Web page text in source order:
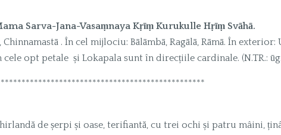
Sarva-Jana-Vasaṃnaya Kṛīṃ Kurukulle Hṛīṃ Svāhā.
. În cel mijlociu: Bālāmbā, Ragālā, Rāmā. În
opt petale și Lokapala sunt în direcțiile cardinale. (N.TR.:
de șerpi și oase, terifiantă, cu trei ochi și patru mâini,